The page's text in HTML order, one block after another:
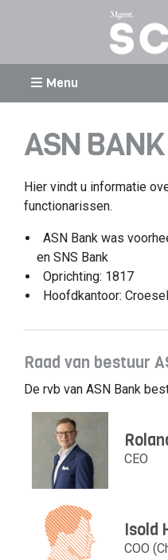
Menu
ASN
Hier vindt u informatie
functionarissen.
ASN Bank was
en SNS Bank
Oprichting: 1817
Hoofdkantoor:
Raad van bestuur
De rvb van ASN Bank
CEO
Isold
COO